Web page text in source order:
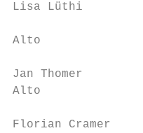
Lisa Lüthi
Alto
Jan Thomer
Alto
Florian Cramer